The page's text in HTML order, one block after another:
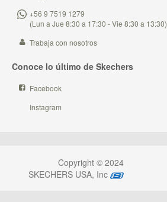
+56 9 7519 1279
(Lun a Jue 8:30 a 17:30 - Vie 8:30 a 13:30)
Trabaja con nosotros
Conoce lo último de Skechers
Facebook
Instagram
Copyright © 2024
SKECHERS USA, Inc